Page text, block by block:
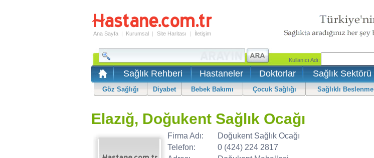
Ana Sayfa | Kurumsal | Site Haritası | İletişim
Sağlık Rehberi Hastaneler Doktorlar Sağlık Sektörü
Göz Sağlığı Diyabet Bebek Bakımı Çocuk Sağlığı Sağlıklı Beslenme
Elazığ, Doğukent Sağlık Ocağı
Firma Adı:
Doğukent Sağlık Ocağı
Telefon:
0 (424) 224 2817